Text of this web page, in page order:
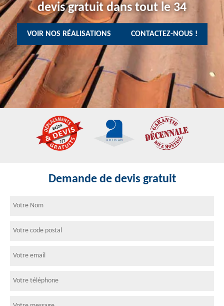
devis gratuit dans tout le 34
VOIR NOS RÉALISATIONS CONTACTEZ-NOUS !
Demande de devis gratuit